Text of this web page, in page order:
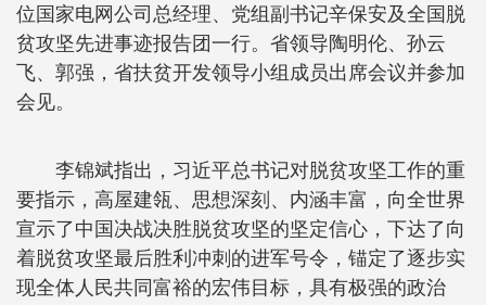
位国家电网公司总经理、党组副书记辛保安及全国脱
贫攻坚先进事迹报告团一行。省领导陶明伦、孙云
飞、郭强，省扶贫开发领导小组成员出席会议并参加
会见。
李锦斌指出，习近平总书记对脱贫攻坚工作的重
要指示，高屋建瓴、思想深刻、内涵丰富，向全世界
宣示了中国决战决胜脱贫攻坚的坚定信心，下达了向
着脱贫攻坚最后胜利冲刺的进军号令，锚定了逐步实
现全体人民共同富裕的宏伟目标，具有极强的政治